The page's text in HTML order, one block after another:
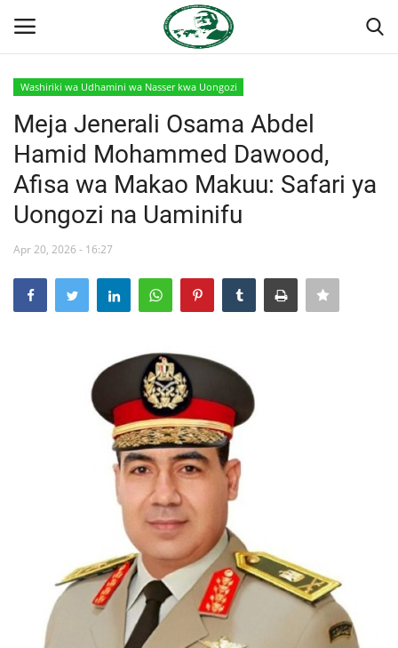
Nyumba
Onyesho la Majaribio
Jukwaa la Nasser la Kimataifa
Wasiliana
Urithi wa Nasser
Harakati ya Nasser kwa Vijana
Kanuni na Masharti ya Udhamini wa
Nasser
Udhamini wa Nasser
Washiriki wa Udhamini wa Nasser kwa Uongozi
Meja Jenerali Osama Abdel
Hamid Mohammed Dawood,
Afisa wa Makao Makuu: Safari ya
Uongozi na Uaminifu
Apr 20, 2026 - 16:27